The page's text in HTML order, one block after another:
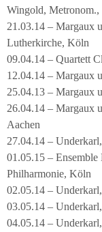
Wingold,
21.03.14 – Margaux
Lutherkirche, Köln
09.04.14 – Quartett
12.04.14 – Margaux
25.04.13 – Margaux
26.04.14 – Margaux
Aachen
27.04.14 –
01.05.15 –
Philharmonie, Köln
02.05.14 –
03.05.14 –
04.05.14 –